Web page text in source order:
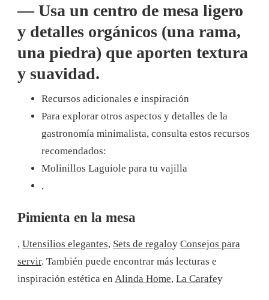
— Usa un centro de mesa ligero
y detalles orgánicos (una rama,
una piedra) que aporten textura
y suavidad.
Recursos adicionales e inspiración
Para explorar otros aspectos y detalles de la
gastronomía minimalista, consulta estos recursos
recomendados:
Molinillos Laguiole para tu vajilla
,
Pimienta en la mesa
, Utensilios elegantes, Sets de regaloy Consejos para
servir. También puede encontrar más lecturas e
inspiración estética en Alinda Home, La Carafey